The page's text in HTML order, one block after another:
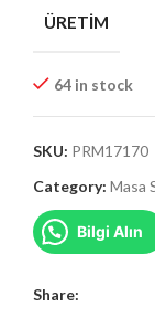
ÜRETIM
64 in stock
SKU: PRM17170
Category: Masa
Bilgi Alın
Share: